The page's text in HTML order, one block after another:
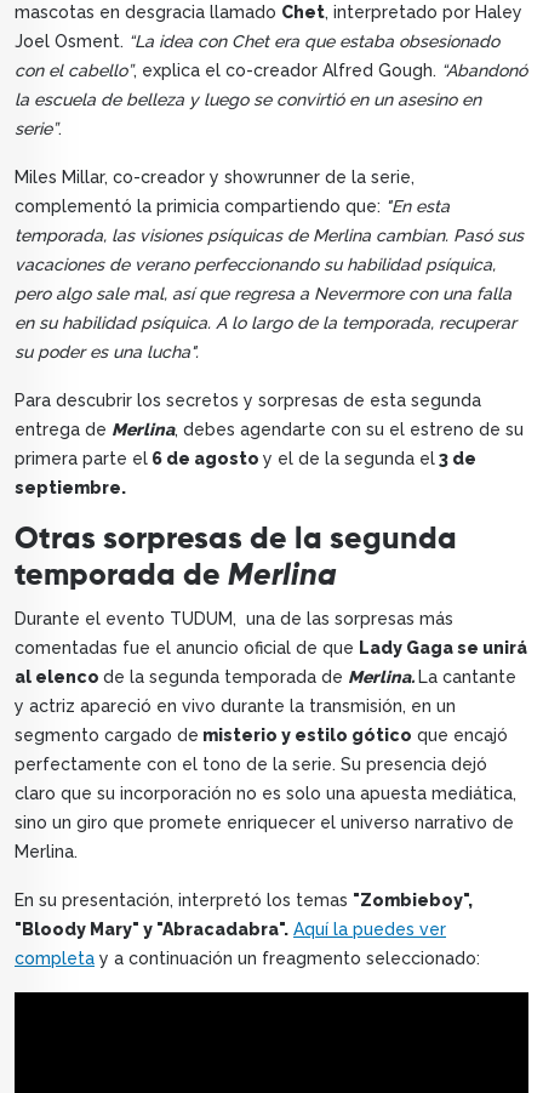
mascotas en desgracia llamado Chet, interpretado por Haley
Joel Osment. “La idea con Chet era que estaba obsesionado
con el cabello”, explica el co-creador Alfred Gough. “Abandonó
la escuela de belleza y luego se convirtió en un asesino en
serie”.
Miles Millar, co-creador y showrunner de la serie,
complementó la primicia compartiendo que: "En esta
temporada, las visiones psíquicas de Merlina cambian. Pasó sus
vacaciones de verano perfeccionando su habilidad psíquica,
pero algo sale mal, así que regresa a Nevermore con una falla
en su habilidad psíquica. A lo largo de la temporada, recuperar
su poder es una lucha".
Para descubrir los secretos y sorpresas de esta segunda
entrega de Merlina, debes agendarte con su el estreno de su
primera parte el 6 de agosto y el de la segunda el3 de
septiembre.
Otras sorpresas de la segunda
temporada de Merlina
Durante el evento TUDUM, una de las sorpresas más
comentadas fue el anuncio oficial de que Lady Gaga se unirá
al elenco de la segunda temporada de Merlina. La cantante
y actriz apareció en vivo durante la transmisión, en un
segmento cargado de misterio y estilo gótico que encajó
perfectamente con el tono de la serie. Su presencia dejó
claro que su incorporación no es solo una apuesta mediática,
sino un giro que promete enriquecer el universo narrativo de
Merlina.
En su presentación, interpretó los temas "Zombieboy",
"Bloody Mary" y "Abracadabra". Aquí la puedes ver
completa y a continuación un freagmento seleccionado: